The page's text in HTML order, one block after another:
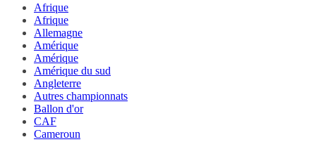
Afrique
Afrique
Allemagne
Amérique
Amérique
Amérique du sud
Angleterre
Autres championnats
Ballon d'or
CAF
Cameroun